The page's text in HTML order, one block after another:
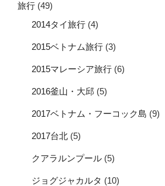
旅行 (49)
2014タイ旅行 (4)
2015ベトナム旅行 (3)
2015マレーシア旅行 (6)
2016釜山・大邱 (5)
2017ベトナム・フーコック島 (9)
2017台北 (5)
クアラルンプール (5)
ジョグジャカルタ (10)